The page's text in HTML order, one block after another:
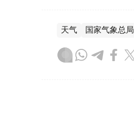
天气 国家气象总局